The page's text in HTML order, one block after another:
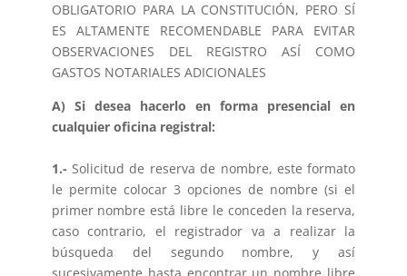
OBLIGATORIO PARA LA CONSTITUCIÓN, PERO SÍ
ES ALTAMENTE RECOMENDABLE PARA EVITAR
OBSERVACIONES DEL REGISTRO ASÍ COMO
GASTOS NOTARIALES ADICIONALES
A) Si desea hacerlo en forma presencial en
cualquier oficina registral:
1.- Solicitud de reserva de nombre, este formato
le permite colocar 3 opciones de nombre (si el
primer nombre está libre le conceden la reserva,
caso contrario, el registrador va a realizar la
búsqueda del segundo nombre, y así